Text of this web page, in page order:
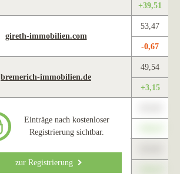
+39,51
gireth-immobilien.com
53,47
-0,67
bremerich-immobilien.de
49,54
+3,15
www.maklercharts.de
Einträge nach kostenloser
Registrierung sichtbar.
zur Registrierung
www.maklercharts.de